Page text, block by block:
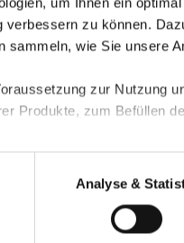
zu können.
wie Sie unsere
zur Nutzung
Produkte, zum Befüllen
Inhalte aufgrund Ihres
und Optimierung
anonymisierter Form an
Analyse &